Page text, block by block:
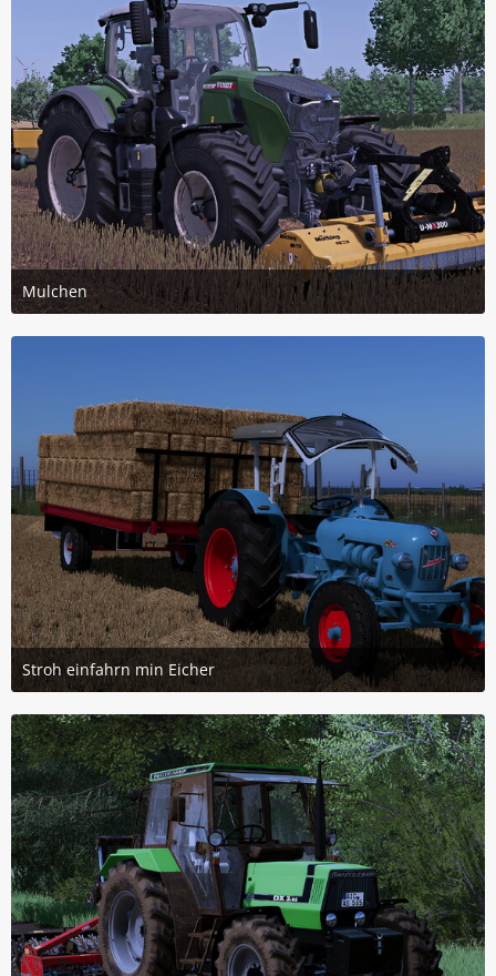
Mulchen
4. April 2026 um 14:11
1
Stroh einfahrn min Eicher
8. März 2026 um 21:45
4